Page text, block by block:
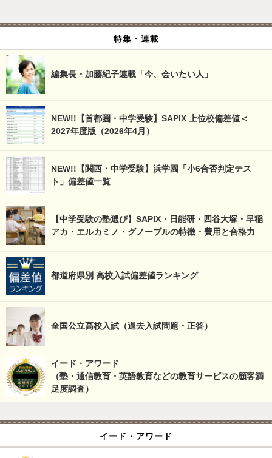
特集・連載
編集長・加藤紀子連載「今、会いたい人」
NEW!!【首都圏・中学受験】SAPIX 上位校偏差値＜
2027年度版（2026年4月）
NEW!!【関西・中学受験】浜学園「小6合否判定テス
ト」偏差値一覧
【中学受験の塾選び】SAPIX・日能研・四谷大塚・早稲
アカ・エルカミノ・グノーブルの特徴・費用と合格力
都道府県別 高校入試偏差値ランキング
全国公立高校入試（過去入試問題・正答）
イード・アワード
（塾・通信教育・英語教育などの教育サービスの顧客満
足度調査）
イード・アワード